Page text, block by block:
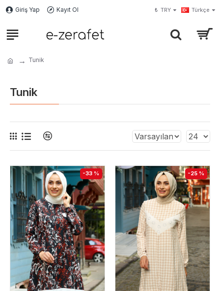
Giriş Yap Kayıt Ol ₺ TRY Türkçe
Tunik
Tunik
-33 % -25 %